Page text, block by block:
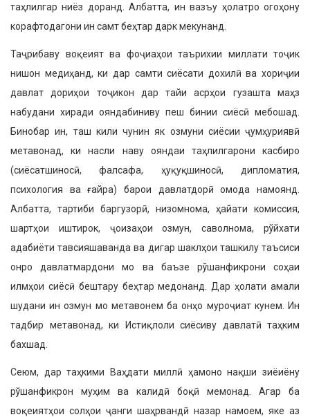
таҳлилгар ниёз доранд. Албатта, ин вазъу ҳолатро огоҳону
корафтодагони ин самт беҳтар дарк мекунанд.
Таҷрибаву воқеият ва фоҷиаҳои таърихии миллати тоҷик
нишон медиҳанд, ки дар самти сиёсати дохилӣ ва хориҷии
давлат дориҳои тоҷикон дар тайи асрҳои гузашта маҳз
набудани хиради ояндабиниву пеш бинии сиёсӣ мебошад.
Бинобар ин, таш кили чунин як озмуни сиёсии ҷумҳуриявӣ
метавонад, ки насли наву ояндаи таҳлилгарони касбиро
(сиёсатшиносӣ, фалсафа, ҳуқуқшиносӣ, дипломатия,
психология ва ғайра) барои давлатдорӣ омода намоянд.
Албатта, тартиби баргузорӣ, низомнома, ҳайати комиссия,
шартҳои иштирок, ҷоизаҳои озмун, саволнома, рўйхати
адабиёти тавсияшаванда ва дигар шаклҳои ташкилу таъсиси
онро давлатмардони мо ва баъзе рўшанфикрони соҳаи
илмҳои сиёсӣ бештару беҳтар медонанд. Дар ҳолати амали
шудани ин озмун мо метавонем ба онҳо муроҷиат кунем. Ин
тадбир метавонад, ки Истиқлоли сиёсиву давлатӣ таҳким
бахшад.
Сеюм, дар таҳкими Ваҳдати миллӣ ҳамоно нақши зиёиёну
рўшанфикрон муҳим ва калидӣ боқӣ мемонад. Агар ба
воқеиятҳои солҳои ҷанги шаҳрвандӣ назар намоем, яке аз